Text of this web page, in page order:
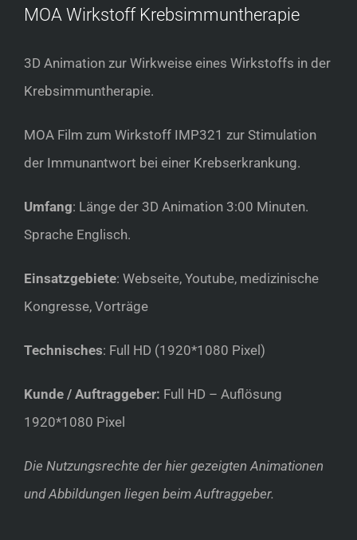
MOA Wirkstoff Krebsimmuntherapie
3D Animation zur Wirkweise eines Wirkstoffs in der
Krebsimmuntherapie.
MOA Film zum Wirkstoff IMP321 zur Stimulation
der Immunantwort bei einer Krebserkrankung.
Umfang: Länge der 3D Animation 3:00 Minuten.
Sprache Englisch.
Einsatzgebiete: Webseite, Youtube, medizinische
Kongresse, Vorträge
Technisches: Full HD (1920*1080 Pixel)
Kunde / Auftraggeber: Full HD – Auflösung
1920*1080 Pixel
Die Nutzungsrechte der hier gezeigten Animationen
und Abbildungen liegen beim Auftraggeber.